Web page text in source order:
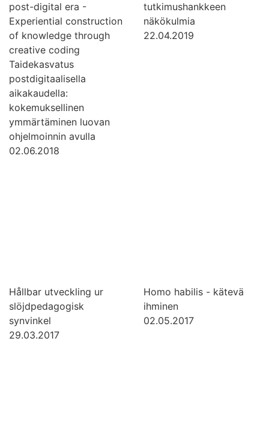
post-digital era -
Experiential construction
of knowledge through
creative coding
Taidekasvatus
postdigitaalisella
aikakaudella:
kokemuksellinen
ymmärtäminen luovan
ohjelmoinnin avulla
02.06.2018
tutkimushankkeen
näkökulmia
22.04.2019
Hållbar utveckling ur
slöjdpedagogisk
synvinkel
29.03.2017
Homo habilis - kätevä
ihminen
02.05.2017